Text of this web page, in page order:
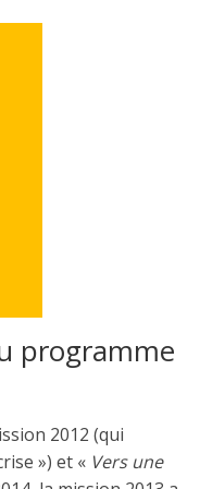
programme
2012 (qui
») et « Vers une